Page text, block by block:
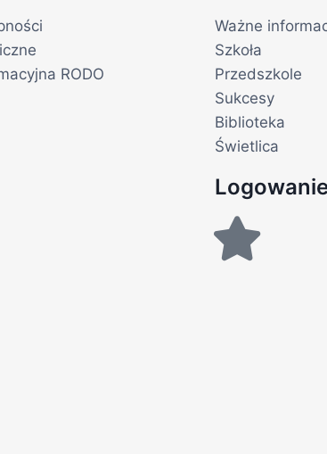
RODO
Ważne
Szkoła
Przedszkole
Sukcesy
Biblioteka
Świetlica